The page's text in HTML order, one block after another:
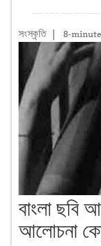
সংস্কৃতি|8-
বাংলা ছবি
আলোচনা